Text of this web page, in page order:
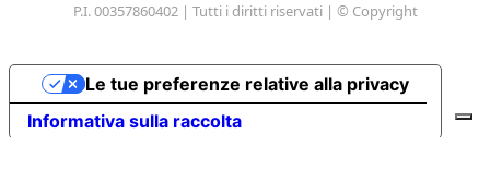
P.I. 00357860402 | Tutti i diritti riservati | © Copyright
Informativa sulla raccolta
Le tue preferenze relative alla privacy